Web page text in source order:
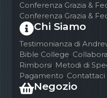
Conferenza Grazia &
Conferenza Grazia &
Chi Siamo
Testimonianza di
Bible College,
Rimborsi, Metodi di
Pagamento, Contattaci
Negozio